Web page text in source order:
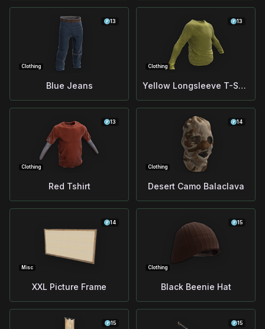
Clothing
13
Blue Jeans
Clothing
13
Yellow Longsleeve T-Shirt
Clothing
13
Red Tshirt
Clothing
14
Desert Camo Balaclava
Misc
14
XXL Picture Frame
Clothing
15
Black Beenie Hat
15 15